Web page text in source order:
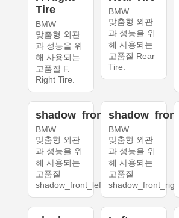
Tire
BMW
맞춤형 외관
과 성능을 위
해 사용되는
고품질 F.
Right Tire.
BMW
맞춤형 외관
과 성능을 위
해 사용되는
고품질 Rear
Tire.
shadow_front_left
BMW
맞춤형 외관
과 성능을 위
해 사용되는
고품질
shadow_front_left.
BMW
맞춤형 외관
과 성능을 위
해 사용되는
고품질